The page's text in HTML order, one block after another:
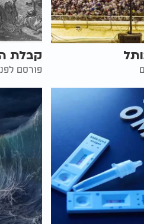
קבלת
פורסם לפני 4